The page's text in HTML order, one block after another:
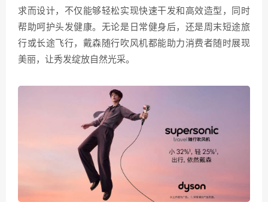
求而设计，不仅能够轻松实现快速干发和高效造型，同时
帮助呵护头发健康。无论是日常健身后，还是周末短途旅
行或长途飞行，戴森随行吹风机都能助力消费者随时展现
美丽，让秀发绽放自然光采。